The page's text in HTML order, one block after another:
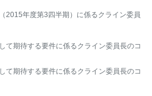
2015年度第3四半期）に係るクライン委員
て期待する要件に係るクライン委員長のコ
て期待する要件に係るクライン委員長のコ